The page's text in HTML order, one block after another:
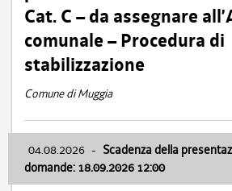
Cat. C – da assegnare
comunale – Procedura di
stabilizzazione
Comune di Muggia
04.08.2026 - Scadenza della
domande: 18.09.2026 12:00